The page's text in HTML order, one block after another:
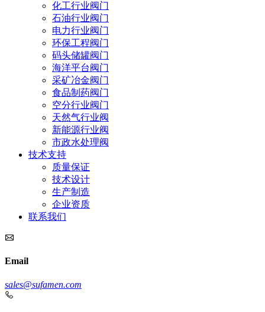
化工行业阀门
石油行业阀门
电力行业阀门
环保工程阀门
码头储罐阀门
海洋平台阀门
采矿冶金阀门
食品制药阀门
空分行业阀门
天然气行业阀
新能源行业阀
市政水处理阀
技术支持
质量保证
技术设计
生产制造
企业资质
联系我们
Email
sales@sufamen.com